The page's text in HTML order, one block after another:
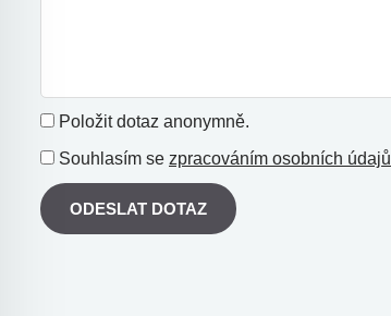
Položit dotaz anonymně.
Souhlasím se zpracováním osobních údajů
ODESLAT DOTAZ